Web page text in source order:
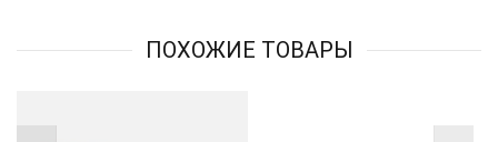
ПОХОЖИЕ ТОВАРЫ